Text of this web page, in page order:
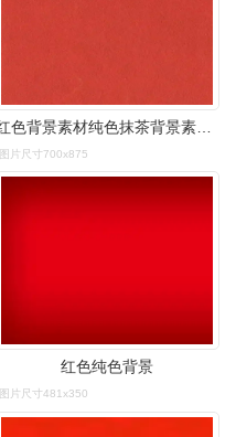
图片尺寸700x875
红色纯色背景
图片尺寸481x350